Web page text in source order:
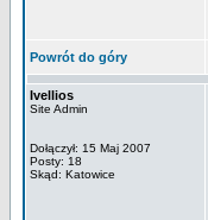
Powrót do góry
Ivellios
Site Admin
Dołączył: 15 Maj 2007
Posty: 18
Skąd: Katowice